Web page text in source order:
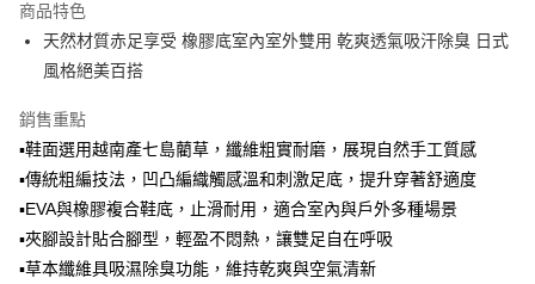
全盈+PAY
大哥付你分期
【大哥付你分期使用說明】
1.本服務由台灣大哥大提供，台灣大哥大用戶可立即使用無須另外申請。
流程，驗證手機門號後，選擇欲分期的期數、繳款截止日，確認付款後即完
成交易。
3.實際核准額度、可分期數及費用金額請依後續交易確認頁面所載為準。
4.訂單成立30分鐘內，如未前往確認交易或遇審核未通過，訂單將自動取
消。如遇「轉專審核」未通過狀況，表示未達大哥付你分期系統評分，恕無
ATM付款
運送方式
宅配【父親節大回饋】限時$299免運
每筆NT$150，滿NT$299(含以上)免運費
商品特色
天然材質赤足享受 橡膠底室內室外雙用 乾爽透氣吸汗除臭 日式
風格絕美百搭
銷售重點
▪鞋面選用越南產七島藺草，纖維粗實耐磨，展現自然手工質感
▪傳統粗編技法，凹凸編織觸感溫和刺激足底，提升穿著舒適度
▪EVA與橡膠複合鞋底，止滑耐用，適合室內與戶外多種場景
▪夾腳設計貼合腳型，輕盈不悶熱，讓雙足自在呼吸
▪草本纖維具吸濕除臭功能，維持乾爽與空氣清新